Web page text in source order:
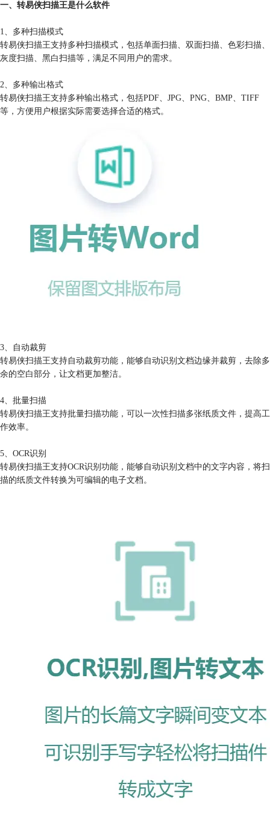
一、转易侠扫描王是什么软件
1、多种扫描模式
转易侠扫描王支持多种扫描模式，包括单面扫描、双面扫描、色彩扫描、
灰度扫描、黑白扫描等，满足不同用户的需求。
2、多种输出格式
转易侠扫描王支持多种输出格式，包括PDF、JPG、PNG、BMP、TIFF
等，方便用户根据实际需要选择合适的格式。
3、自动裁剪
转易侠扫描王支持自动裁剪功能，能够自动识别文档边缘并裁剪，去除多
余的空白部分，让文档更加整洁。
4、批量扫描
转易侠扫描王支持批量扫描功能，可以一次性扫描多张纸质文件，提高工
作效率。
5、OCR识别
转易侠扫描王支持OCR识别功能，能够自动识别文档中的文字内容，将扫
描的纸质文件转换为可编辑的电子文档。